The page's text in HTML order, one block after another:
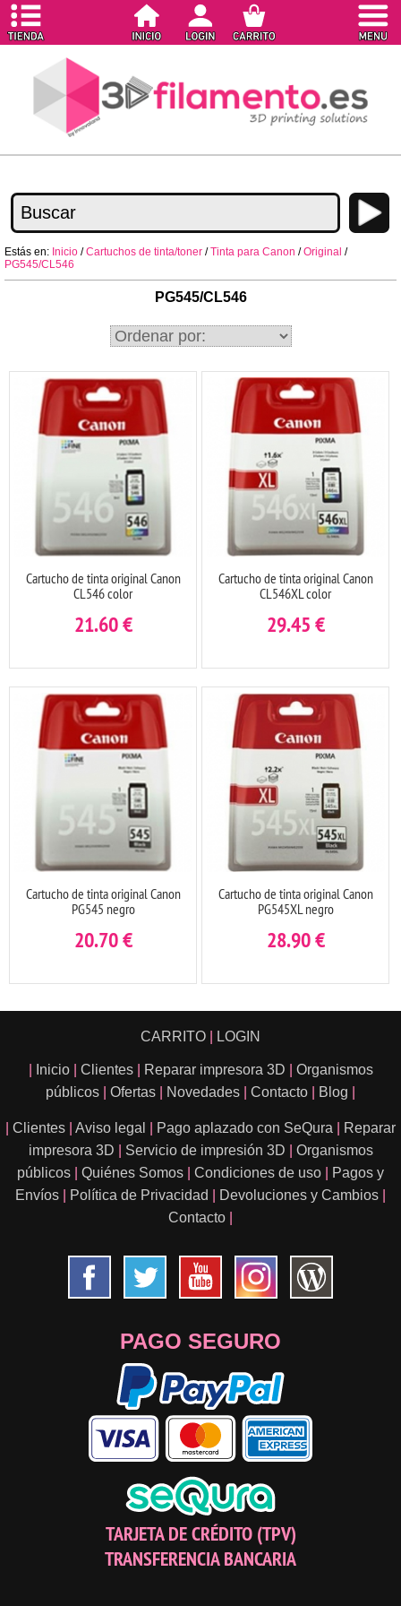
Estás en: Inicio /Cartuchos de tinta/toner /Tinta para Canon /Original /
PG545/CL546
PG545/CL546
Cartucho de tinta original Canon
CL546 color
21.60€
Cartucho de tinta original Canon
CL546XL color
29.45€
Cartucho de tinta original Canon
PG545 negro
20.70€
Cartucho de tinta original Canon
PG545XL negro
28.90€
CARRITO LOGIN
Inicio Clientes Reparar impresora 3D
Organismos
públicos
Ofertas Novedades Contacto Blog
Clientes Aviso legal Pago aplazado con SeQura
Reparar
impresora 3D
Servicio de impresión 3D
Organismos
públicos
Quiénes Somos Condiciones de uso
Pagos y
Envíos
Política de Privacidad Devoluciones y Cambios
Contacto
PAGO SEGURO
TARJETA DE CRÉDITO (TPV)
TRANSFERENCIA BANCARIA